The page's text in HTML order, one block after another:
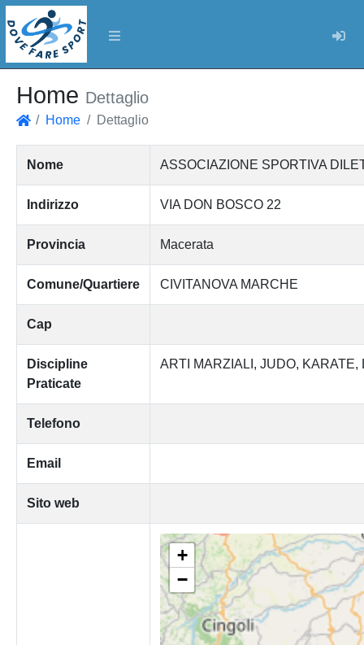
Home Dettaglio
Home Dettaglio
Nome ASSOCIAZIONE SPORTIVA
Indirizzo VIA DON BOSCO 22
Provincia Macerata
Comune/Quartiere CIVITANOVA MARCHE
Cap
Discipline
Praticate
ARTI MARZIALI JUDO KARATE
Telefono
Email
Sito web
+
−